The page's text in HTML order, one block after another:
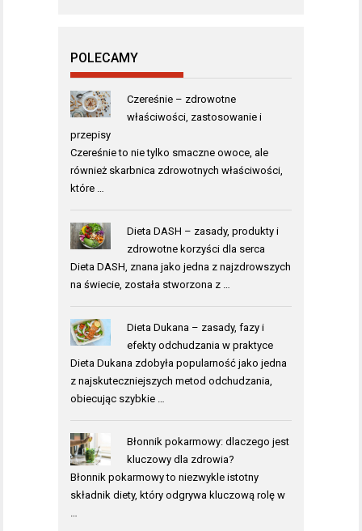
POLECAMY
Czereśnie – zdrowotne
właściwości, zastosowanie i
przepisy
Czereśnie to nie tylko smaczne owoce, ale
również skarbnica zdrowotnych właściwości,
które …
Dieta DASH – zasady, produkty i
zdrowotne korzyści dla serca
Dieta DASH, znana jako jedna z najzdrowszych
na świecie, została stworzona z …
Dieta Dukana – zasady, fazy i
efekty odchudzania w praktyce
Dieta Dukana zdobyła popularność jako jedna
z najskuteczniejszych metod odchudzania,
obiecując szybkie …
Błonnik pokarmowy: dlaczego jest
kluczowy dla zdrowia?
Błonnik pokarmowy to niezwykle istotny
składnik diety, który odgrywa kluczową rolę w
…